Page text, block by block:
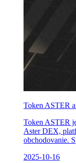
Token ASTER
Token ASTER
Aster DEX,
obchodovanie.
2025-10-16